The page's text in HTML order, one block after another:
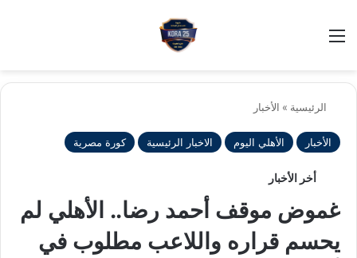
الرئيسية » الأخبار
الأخبار الأهلي اليوم الاخبار الرئيسية كورة مصرية
أخر الأخبار
غموض موقف أحمد رضا.. الأهلي لم
يحسم قراره واللاعب مطلوب في